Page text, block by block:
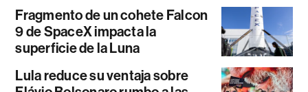
Fragmento de un cohete Falcon
9 de SpaceX impacta la
superficie de la Luna
Lula reduce su ventaja sobre